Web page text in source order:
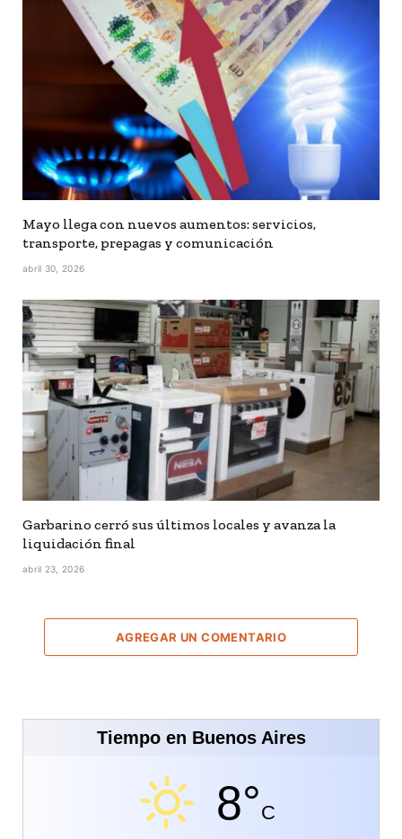
Mayo llega con nuevos aumentos: servicios,
transporte, prepagas y comunicación
abril 30, 2026
Garbarino cerró sus últimos locales y avanza la
liquidación final
abril 23, 2026
AGREGAR UN COMENTARIO
Tiempo en Buenos Aires
8°C